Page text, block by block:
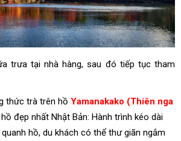
trưa tại nhà hàng, sau đó tiếp tục tham
thức trà trên hồ Yamanakako (Thiên nga
đẹp nhất Nhật Bản: Hành trình kéo dài
hồ, du khách có thể thư giãn ngắm